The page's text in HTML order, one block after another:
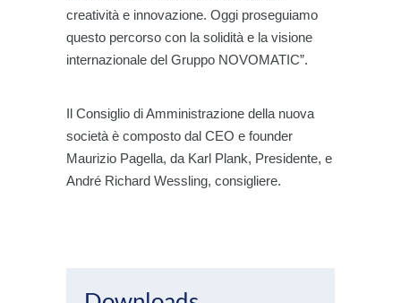
creatività e innovazione. Oggi proseguiamo
questo percorso con la solidità e la visione
internazionale del Gruppo NOVOMATIC”.
Il Consiglio di Amministrazione della nuova
società è composto dal CEO e founder
Maurizio Pagella, da Karl Plank, Presidente, e
André Richard Wessling, consigliere.